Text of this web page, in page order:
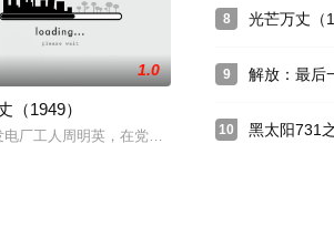
和平解放
1.0
（1949）
电厂工人周明英，在党的领导下，团结工人同志们
8 光芒万丈（
9 解放：最后
10 黑太阳731